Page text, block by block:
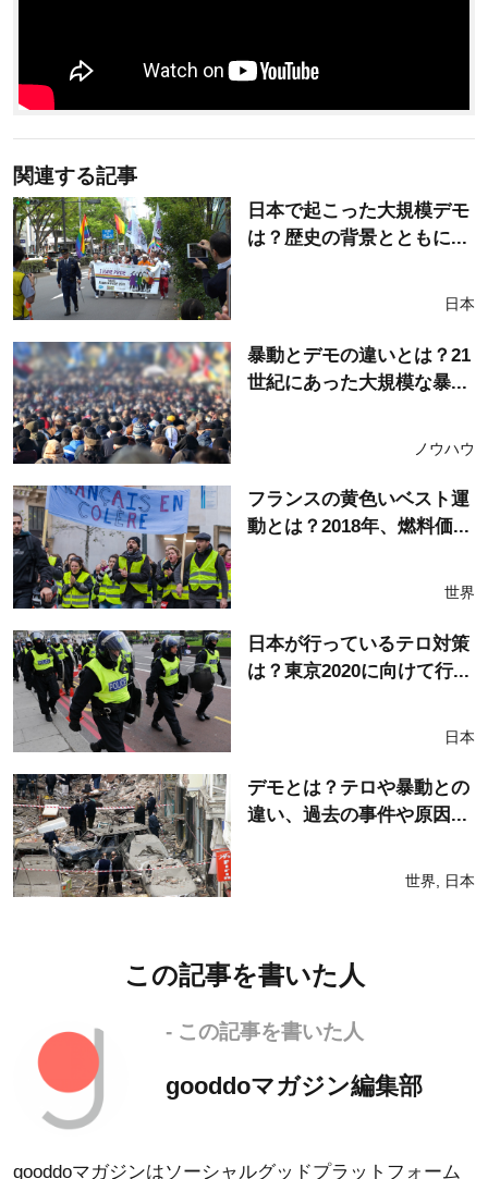
関連する記事
日本で起こった大規模デモ
は？歴史の背景とともに...
日本
暴動とデモの違いとは？21
世紀にあった大規模な暴...
ノウハウ
フランスの黄色いベスト運
動とは？2018年、燃料価...
世界
日本が行っているテロ対策
は？東京2020に向けて行...
日本
デモとは？テロや暴動との
違い、過去の事件や原因...
世界 日本
この記事を書いた人
- この記事を書いた人
gooddoマガジン編集部
gooddoマガジンはソーシャルグッドプラットフォーム